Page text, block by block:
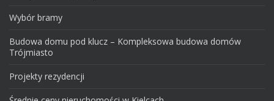
Wybór bramy
Budowa domu pod klucz – Kompleksowa budowa domów
Trójmiasto
Projekty rezydencji